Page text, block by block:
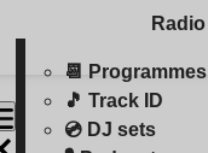
Radio
📆 Programmes
🎵 Track ID
💿 DJ sets